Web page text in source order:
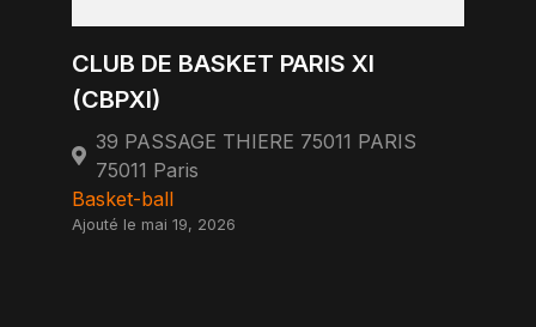
CLUB DE BASKET PARIS XI
(CBPXI)
39 PASSAGE THIERE 75011 PARIS
75011 Paris
Basket-ball
Ajouté le mai 19, 2026